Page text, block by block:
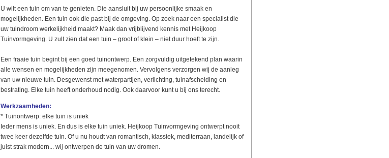
U wilt een tuin om van te genieten. Die aansluit bij uw persoonlijke smaak en
mogelijkheden. Een tuin ook die past bij de omgeving. Op zoek naar een specialist die
uw tuindroom werkelijkheid maakt? Maak dan vrijblijvend kennis met Heijkoop
Tuinvormgeving. U zult zien dat een tuin – groot of klein – niet duur hoeft te zijn.
Een fraaie tuin begint bij een goed tuinontwerp. Een zorgvuldig uitgetekend plan waarin
alle wensen en mogelijkheden zijn meegenomen. Vervolgens verzorgen wij de aanleg
van uw nieuwe tuin. Desgewenst met waterpartijen, verlichting, tuinafscheiding en
bestrating. Elke tuin heeft onderhoud nodig. Ook daarvoor kunt u bij ons terecht.
Werkzaamheden:
* Tuinontwerp: elke tuin is uniek
Ieder mens is uniek. En dus is elke tuin uniek. Heijkoop Tuinvormgeving ontwerpt nooit
twee keer dezelfde tuin. Of u nu houdt van romantisch, klassiek, mediterraan, landelijk of
juist strak modern... wij ontwerpen de tuin van uw dromen.